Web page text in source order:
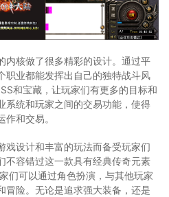
内核做了很多精彩的设计。通过平
职业都能发挥出自己的独特战斗风
和宝藏，让玩家们有更多的目标和
系统和玩家之间的交易功能，使得
和交易。
戏设计和丰富的玩法而备受玩家们
不容错过这一款具有经典传奇元素
们可以通过角色扮演，与其他玩家
冒险。无论是追求强大装备，还是